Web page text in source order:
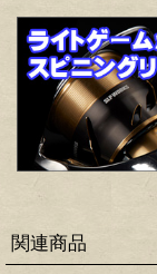
関連商品